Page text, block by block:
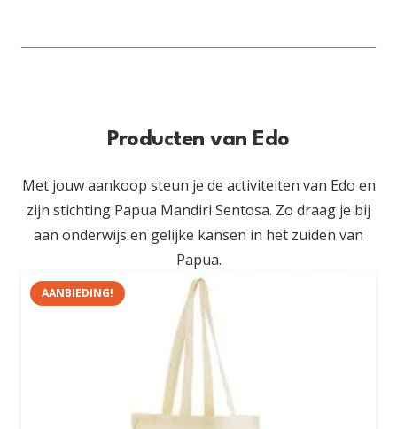
Producten van Edo
Met jouw aankoop steun je de activiteiten van Edo en
zijn stichting Papua Mandiri Sentosa. Zo draag je bij
aan onderwijs en gelijke kansen in het zuiden van
Papua.
AANBIEDING!